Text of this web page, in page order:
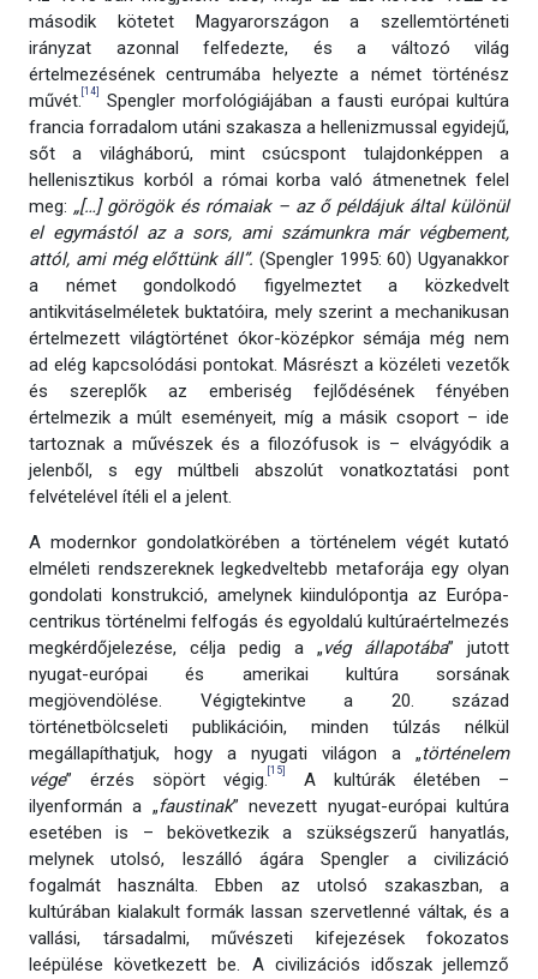
második kötetet Magyarországon a szellemtörténeti
irányzat azonnal felfedezte, és a változó világ
értelmezésének centrumába helyezte a német történész
művét. [14]
Spengler morfológiájában a fausti európai kultúra
francia forradalom utáni szakasza a hellenizmussal egyidejű,
sőt a világháború, mint csúcspont tulajdonképpen a
hellenisztikus korból a római korba való átmenetnek felel
meg: „[…] görögök és rómaiak – az ő példájuk által különül
el egymástól az a sors, ami számunkra már végbement,
attól, ami még előttünk áll”. (Spengler 1995: 60) Ugyanakkor
a német gondolkodó figyelmeztet a közkedvelt
antikvitáselméletek buktatóira, mely szerint a mechanikusan
értelmezett világtörténet ókor-középkor sémája még nem
ad elég kapcsolódási pontokat. Másrészt a közéleti vezetők
és szereplők az emberiség fejlődésének fényében
értelmezik a múlt eseményeit, míg a másik csoport – ide
tartoznak a művészek és a filozófusok is – elvágyódik a
jelenből, s egy múltbeli abszolút vonatkoztatási pont
felvételével ítéli el a jelent.
A modernkor gondolatkörében a történelem végét kutató
elméleti rendszereknek legkedveltebb metaforája egy olyan
gondolati konstrukció, amelynek kiindulópontja az Európa-
centrikus történelmi felfogás és egyoldalú kultúraértelmezés
megkérdőjelezése, célja pedig a „vég állapotába” jutott
nyugat-európai és amerikai kultúra sorsának
megjövendölése. Végigtekintve a 20. század
történetbölcseleti publikációin, minden túlzás nélkül
megállapíthatjuk, hogy a nyugati világon a „történelem
vége” érzés söpört végig.[15]
A kultúrák életében –
ilyenformán a „faustinak” nevezett nyugat-európai kultúra
esetében is – bekövetkezik a szükségszerű hanyatlás,
melynek utolsó, leszálló ágára Spengler a civilizáció
fogalmát használta. Ebben az utolsó szakaszban, a
kultúrában kialakult formák lassan szervetlenné váltak, és a
vallási, társadalmi, művészeti kifejezések fokozatos
leépülése következett be. A civilizációs időszak jellemző